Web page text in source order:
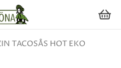
TACOSÅS HOT EKO